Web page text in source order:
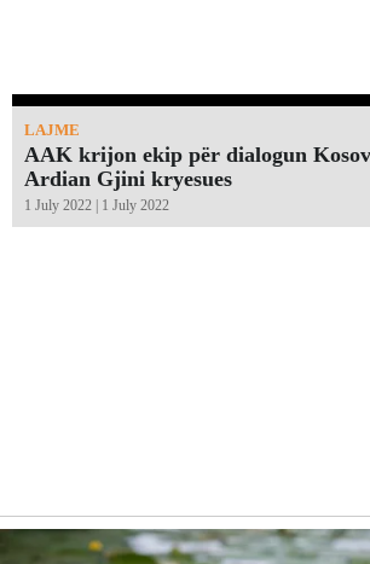
LAJME
AAK krijon ekip për dialogun
Ardian Gjini kryesues
1 July 2022 | 1 July 2022